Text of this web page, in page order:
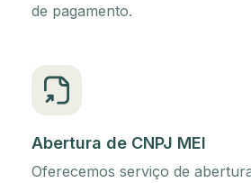
de pagamento.
Abertura de CNPJ MEI
Oferecemos serviço de